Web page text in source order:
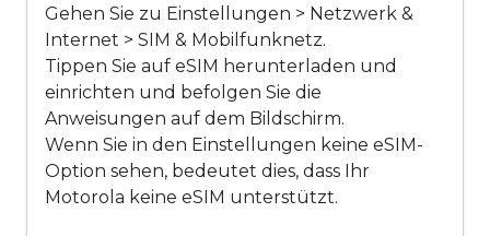
Gehen Sie zu Einstellungen > Netzwerk &
Internet > SIM & Mobilfunknetz.
Tippen Sie auf eSIM herunterladen und
einrichten und befolgen Sie die
Anweisungen auf dem Bildschirm.
Wenn Sie in den Einstellungen keine eSIM-
Option sehen, bedeutet dies, dass Ihr
Motorola keine eSIM unterstützt.